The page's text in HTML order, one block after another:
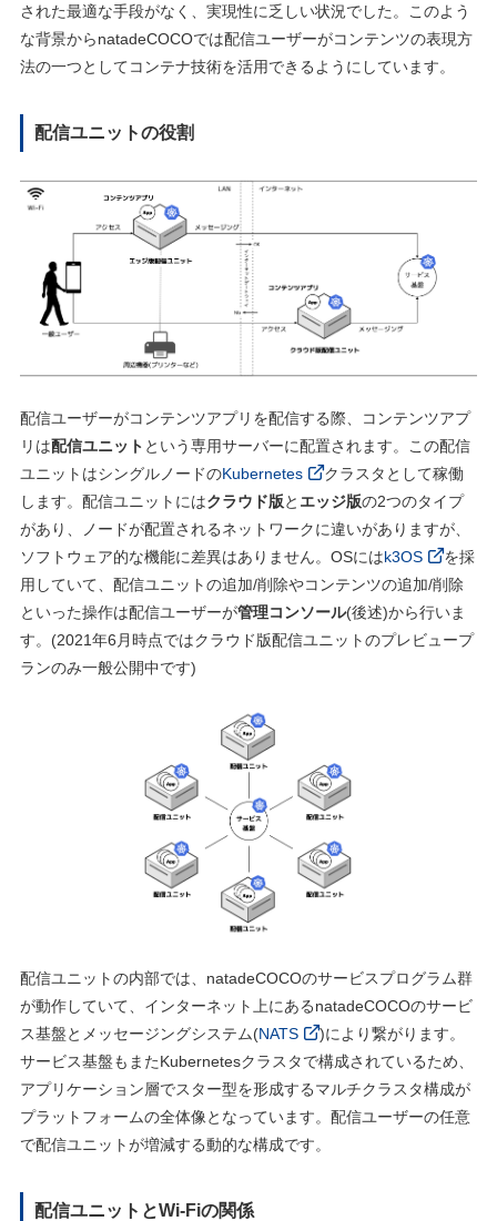
された最適な⼿段がなく、実現性に乏しい状況でした。このよう
な背景からnatadeCOCOでは配信ユーザーがコンテンツの表現⽅
法の⼀つとしてコンテナ技術を活⽤できるようにしています。
配信ユニットの役割
配信ユーザーがコンテンツアプリを配信する際、コンテンツアプ
リは配信ユニット という専⽤サーバーに配置されます。この配信
ユニットはシングルノードのKubernetes
クラスタとして稼働
します。配信ユニットにはクラウド版と エッジ版の2つのタイプ
があり、ノードが配置されるネットワークに違いがありますが、
ソフトウェア的な機能に差異はありません。OSにはk3OS
を採
⽤していて、配信ユニットの追加/削除やコンテンツの追加/削除
といった操作は配信ユーザーが管理コンソール(後述)から⾏いま
す。(2021年6⽉時点ではクラウド版配信ユニットのプレビュープ
ランのみ⼀般公開中です)
配信ユニットの内部では、natadeCOCOのサービスプログラム群
が動作していて、インターネット上にあるnatadeCOCOのサービ
ス基盤とメッセージングシステム(NATS
)により繋がります。
サービス基盤もまたKubernetesクラスタで構成されているため、
アプリケーション層でスター型を形成するマルチクラスタ構成が
プラットフォームの全体像となっています。配信ユーザーの任意
で配信ユニットが増減する動的な構成です。
配信ユニットとWi-Fiの関係